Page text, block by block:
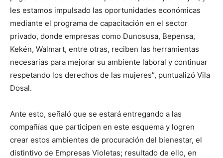
les estamos impulsado las oportunidades económicas
mediante el programa de capacitación en el sector
privado, donde empresas como Dunosusa, Bepensa,
Kekén, Walmart, entre otras, reciben las herramientas
necesarias para mejorar su ambiente laboral y continuar
respetando los derechos de las mujeres”, puntualizó Vila
Dosal.
Ante esto, señaló que se estará entregando a las
compañías que participen en este esquema y logren
crear estos ambientes de procuración del bienestar, el
distintivo de Empresas Violetas; resultado de ello, en